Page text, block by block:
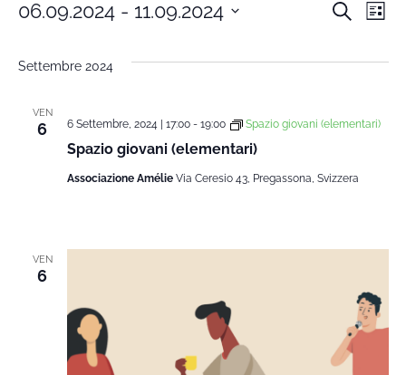
e
viste
Cerca
Lista
06.09.2024 - 11.09.2024
la
Settembre 2024
VEN
6
Spazio giovani (elementari)
6 Settembre, 2024 | 17:00- 19:00 Spazio giovani (elementari)
Associazione Amélie Via Ceresio 43, Pregassona, Svizzera
VEN
6